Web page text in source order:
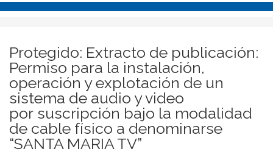
Protegido: Extracto de publicación:
Permiso para la instalación,
operación y explotación de un
sistema de audio y video
por suscripción bajo la modalidad
de cable físico a denominarse
“SANTA MARIA TV”